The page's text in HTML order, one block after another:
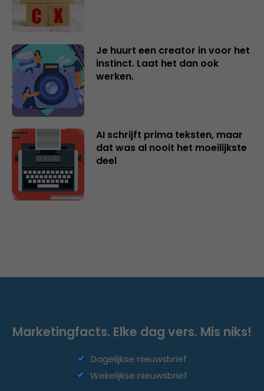
Je huurt een creator in voor het
instinct. Laat het dan ook
werken.
AI schrijft prima teksten, maar
dat was al nooit het moeilijkste
deel
Marketingfacts. Elke dag vers. Mis niks!
Dagelijkse nieuwsbrief
Wekelijkse nieuwsbrief